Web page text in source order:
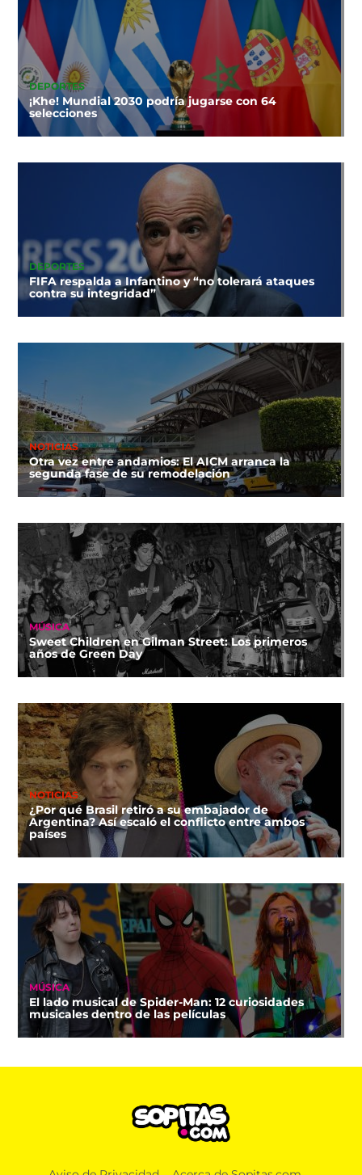
DEPORTES
¡Khe! Mundial 2030 podría jugarse con 64
selecciones
DEPORTES
FIFA respalda a Infantino y “no tolerará ataques
contra su integridad”
NOTICIAS
Otra vez entre andamios: El AICM arranca la
segunda fase de su remodelación
MÚSICA
Sweet Children en Gilman Street: Los primeros
años de Green Day
NOTICIAS
¿Por qué Brasil retiró a su embajador de
Argentina? Así escaló el conflicto entre ambos
países
MÚSICA
El lado musical de Spider-Man: 12 curiosidades
musicales dentro de las películas